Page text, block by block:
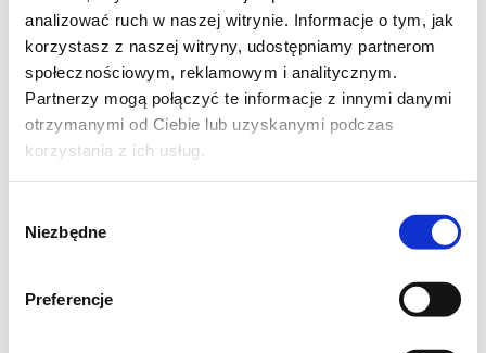
analizować ruch w naszej witrynie. Informacje o tym, jak
korzystasz z naszej witryny, udostępniamy partnerom
społecznościowym, reklamowym i analitycznym.
Partnerzy mogą połączyć te informacje z innymi danymi
otrzymanymi od Ciebie lub uzyskanymi podczas
korzystania z ich usług.
zgody
Niezbędne
Preferencje
domowy?
Pieczenie (25–35 min):papryki
przekrój na połówki, usuń gniazda.
Bakłażany nakłuj. Ułóż na blaszeskórką
do góry
, dodaj cebulę i czosnek (w
przypieczenia skórek papryki i miękkości
przełóż gorącą